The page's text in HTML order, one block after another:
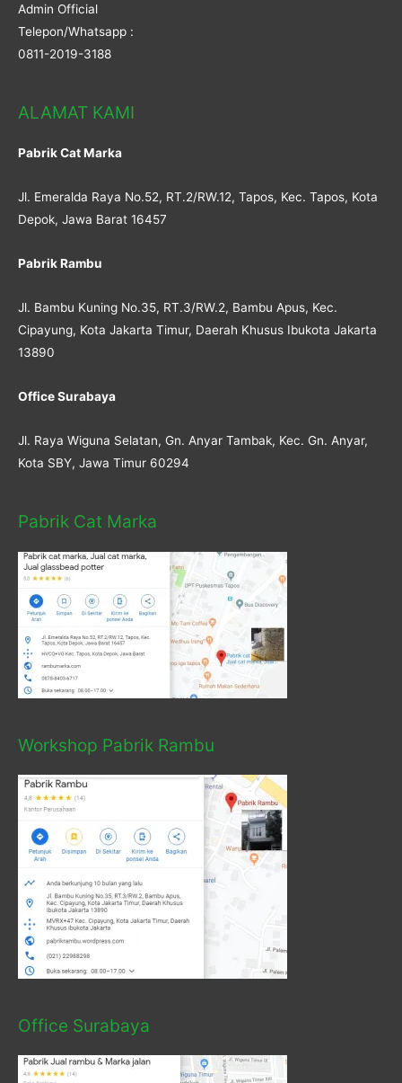
Admin Official
Telepon/Whatsapp :
0811-2019-3188
ALAMAT KAMI
Pabrik Cat Marka
Jl. Emeralda Raya No.52, RT.2/RW.12, Tapos, Kec. Tapos, Kota
Depok, Jawa Barat 16457
Pabrik Rambu
Jl. Bambu Kuning No.35, RT.3/RW.2, Bambu Apus, Kec.
Cipayung, Kota Jakarta Timur, Daerah Khusus Ibukota Jakarta
13890
Office Surabaya
Jl. Raya Wiguna Selatan, Gn. Anyar Tambak, Kec. Gn. Anyar,
Kota SBY, Jawa Timur 60294
Pabrik Cat Marka
Workshop Pabrik Rambu
Office Surabaya